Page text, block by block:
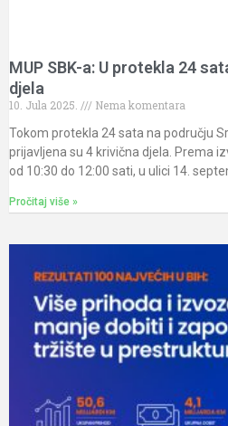
MUP SBK-a: U protekla 24
djela
10. Jula 2025.
Nema komentara
Tokom protekla 24 sata na području
prijavljena su 4 krivična djela. Prema
od 10:30 do 12:00 sati, u ulici 14.
Pročitaj više »